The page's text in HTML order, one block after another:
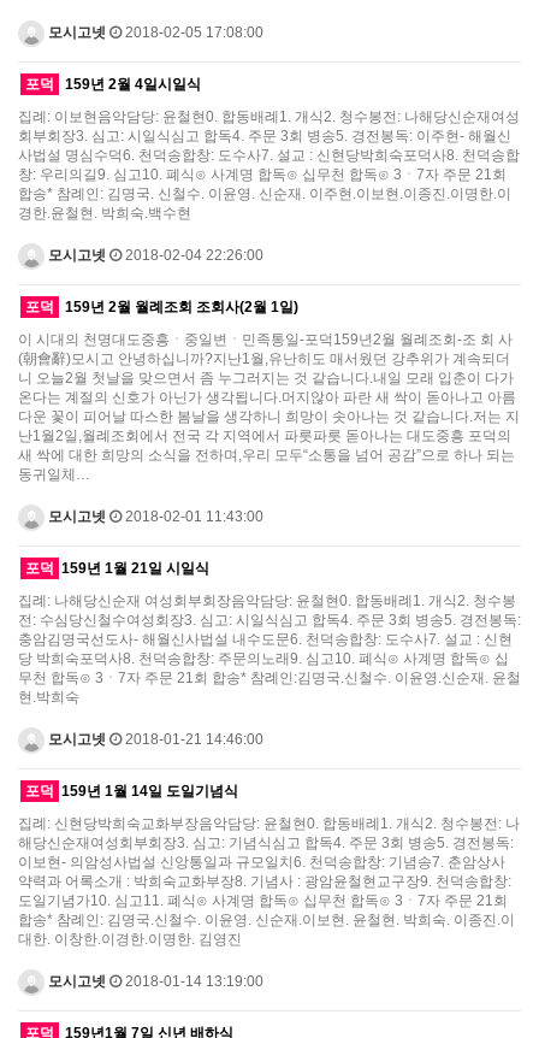
모시고넷 2018-02-05 17:08:00
포덕
159년 2월 4일시일식
집례: 이보현음악담당: 윤철현0. 합동배례1. 개식2. 청수봉전: 나해당신순재여성
회부회장3. 심고: 시일식심고 합독4. 주문 3회 병송5. 경전봉독: 이주현- 해월신
사법설 명심수덕6. 천덕송합창: 도수사7. 설교 : 신현당박희숙포덕사8. 천덕송합
창: 우리의길9. 심고10. 폐식⊙ 사계명 합독⊙ 십무천 합독⊙ 3ㆍ7자 주문 21회
합송* 참례인: 김명국. 신철수. 이윤영. 신순재. 이주현.이보현.이종진.이명한.이
경한.윤철현. 박희숙.백수현
모시고넷 2018-02-04 22:26:00
포덕
159년 2월 월례조회 조회사(2월 1일)
이 시대의 천명대도중흥ㆍ중일변ㆍ민족통일-포덕159년2월 월례조회-조 회 사
(朝會辭)모시고 안녕하십니까?지난1월,유난히도 매서웠던 강추위가 계속되더
니 오늘2월 첫날을 맞으면서 좀 누그러지는 것 같습니다.내일 모래 입춘이 다가
온다는 계절의 신호가 아닌가 생각됩니다.머지않아 파란 새 싹이 돋아나고 아름
다운 꽃이 피어날 따스한 봄날을 생각하니 희망이 솟아나는 것 같습니다.저는 지
난1월2일,월례조회에서 전국 각 지역에서 파릇파릇 돋아나는 대도중흥 포덕의
새 싹에 대한 희망의 소식을 전하며,우리 모두“소통을 넘어 공감”으로 하나 되는
동귀일체…
모시고넷 2018-02-01 11:43:00
포덕 159년 1월 21일 시일식
집례: 나해당신순재 여성회부회장음악담당: 윤철현0. 합동배례1. 개식2. 청수봉
전: 수심당신철수여성회장3. 심고: 시일식심고 합독4. 주문 3회 병송5. 경전봉독:
충암김명국선도사- 해월신사법설 내수도문6. 천덕송합창: 도수사7. 설교 : 신현
당 박희숙포덕사8. 천덕송합창: 주문의노래9. 심고10. 폐식⊙ 사계명 합독⊙ 십
무천 합독⊙ 3ㆍ7자 주문 21회 합송* 참례인:김명국.신철수. 이윤영.신순재. 윤철
현.박희숙
모시고넷 2018-01-21 14:46:00
포덕 159년 1월 14일 도일기념식
집례: 신현당박희숙교화부장음악담당: 윤철현0. 합동배례1. 개식2. 청수봉전: 나
해당신순재여성회부회장3. 심고: 기념식심고 합독4. 주문 3회 병송5. 경전봉독:
이보현- 의암성사법설 신앙통일과 규모일치6. 천덕송합창: 기념송7. 춘암상사
약력과 어록소개 : 박희숙교화부장8. 기념사 : 광암윤철현교구장9. 천덕송합창:
도일기념가10. 심고11. 폐식⊙ 사계명 합독⊙ 십무천 합독⊙ 3ㆍ7자 주문 21회
합송* 참례인: 김명국.신철수. 이윤영. 신순재.이보현. 윤철현. 박희숙. 이종진.이
대한. 이창한.이경한.이명한. 김영진
모시고넷 2018-01-14 13:19:00
포덕
159년1월 7일 신년 배하식